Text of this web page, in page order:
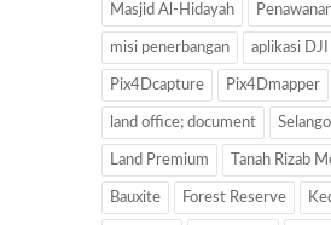
Masjid Al-Hidayah
misi penerbangan aplikasi DJI
Pix4Dcapture Pix4Dmapper
land office; document
Land Premium Tanah Rizab
Bauxite Forest Reserve